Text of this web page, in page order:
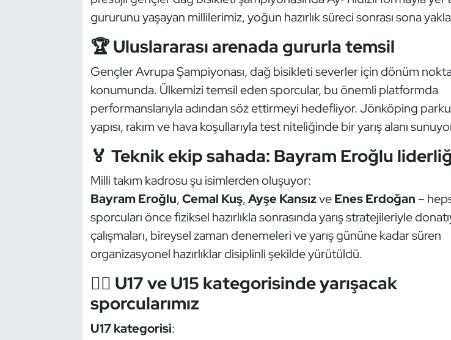
gururunu yaşayan millilerimiz, yoğun hazırlık süreci sonrası sona
🏆 Uluslararası arenada gururla temsil
Gençler Avrupa Şampiyonası, dağ bisikleti severler için dönüm
konumunda. Ülkemizi temsil eden sporcular, bu önemli platformda
performanslarıyla adından söz ettirmeyi hedefliyor. Jönköping
yapısı, rakım ve hava koşullarıyla test niteliğinde bir yarış alanı
🏅 Teknik ekip sahada: Bayram Eroğlu
Milli takım kadrosu şu isimlerden oluşuyor:
Bayram Eroğlu,Cemal Kuş,Ayşe KansızveEnes Erdoğan –
sporcuları önce fiziksel hazırlıkla sonrasında yarış stratejileriyle
çalışmaları, bireysel zaman denemeleri ve yarış gününe kadar süren
organizasyonel hazırlıklar disiplinli şekilde yürütüldü.
🚵‍♂️ U17 ve U15 kategorisinde yarışacak
sporcularımız
U17 kategorisi:
Hava Sporları
İşitme Engelli Sporcular
Judo ve Kuraş
Kano ve Rafting